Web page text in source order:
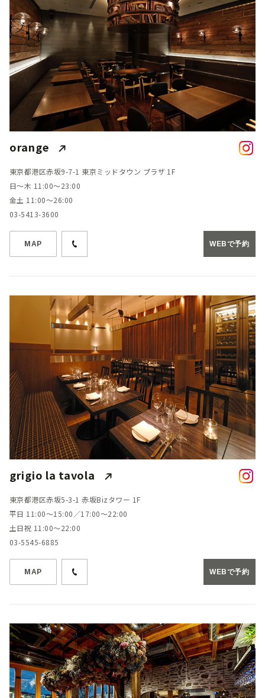
orange
東京都港区赤坂9-7-1 東京ミッドタウン プラザ 1F
日～木 11:00～23:00
金土 11:00～26:00
03-5413-3600
MAP WEBで予約
grigio la tavola
東京都港区赤坂5-3-1 赤坂Bizタワー 1F
平日 11:00～15:00／17:00～22:00
土日祝 11:00～22:00
03-5545-6885
MAP WEBで予約